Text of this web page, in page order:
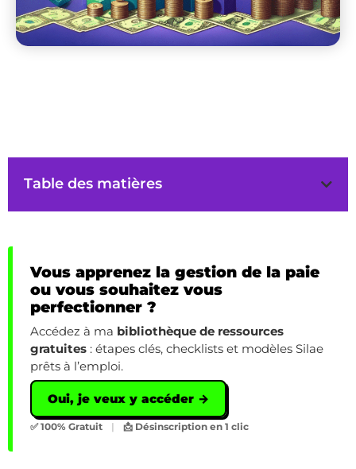
Table des matières
Vous apprenez la gestion de la paie
ou vous souhaitez vous
perfectionner ?
Accédez à ma bibliothèque de ressources
gratuites : étapes clés, checklists et modèles Silae
prêts à l’emploi.
Oui, je veux y accéder →
✅ 100% Gratuit | 📩 Désinscription en 1 clic